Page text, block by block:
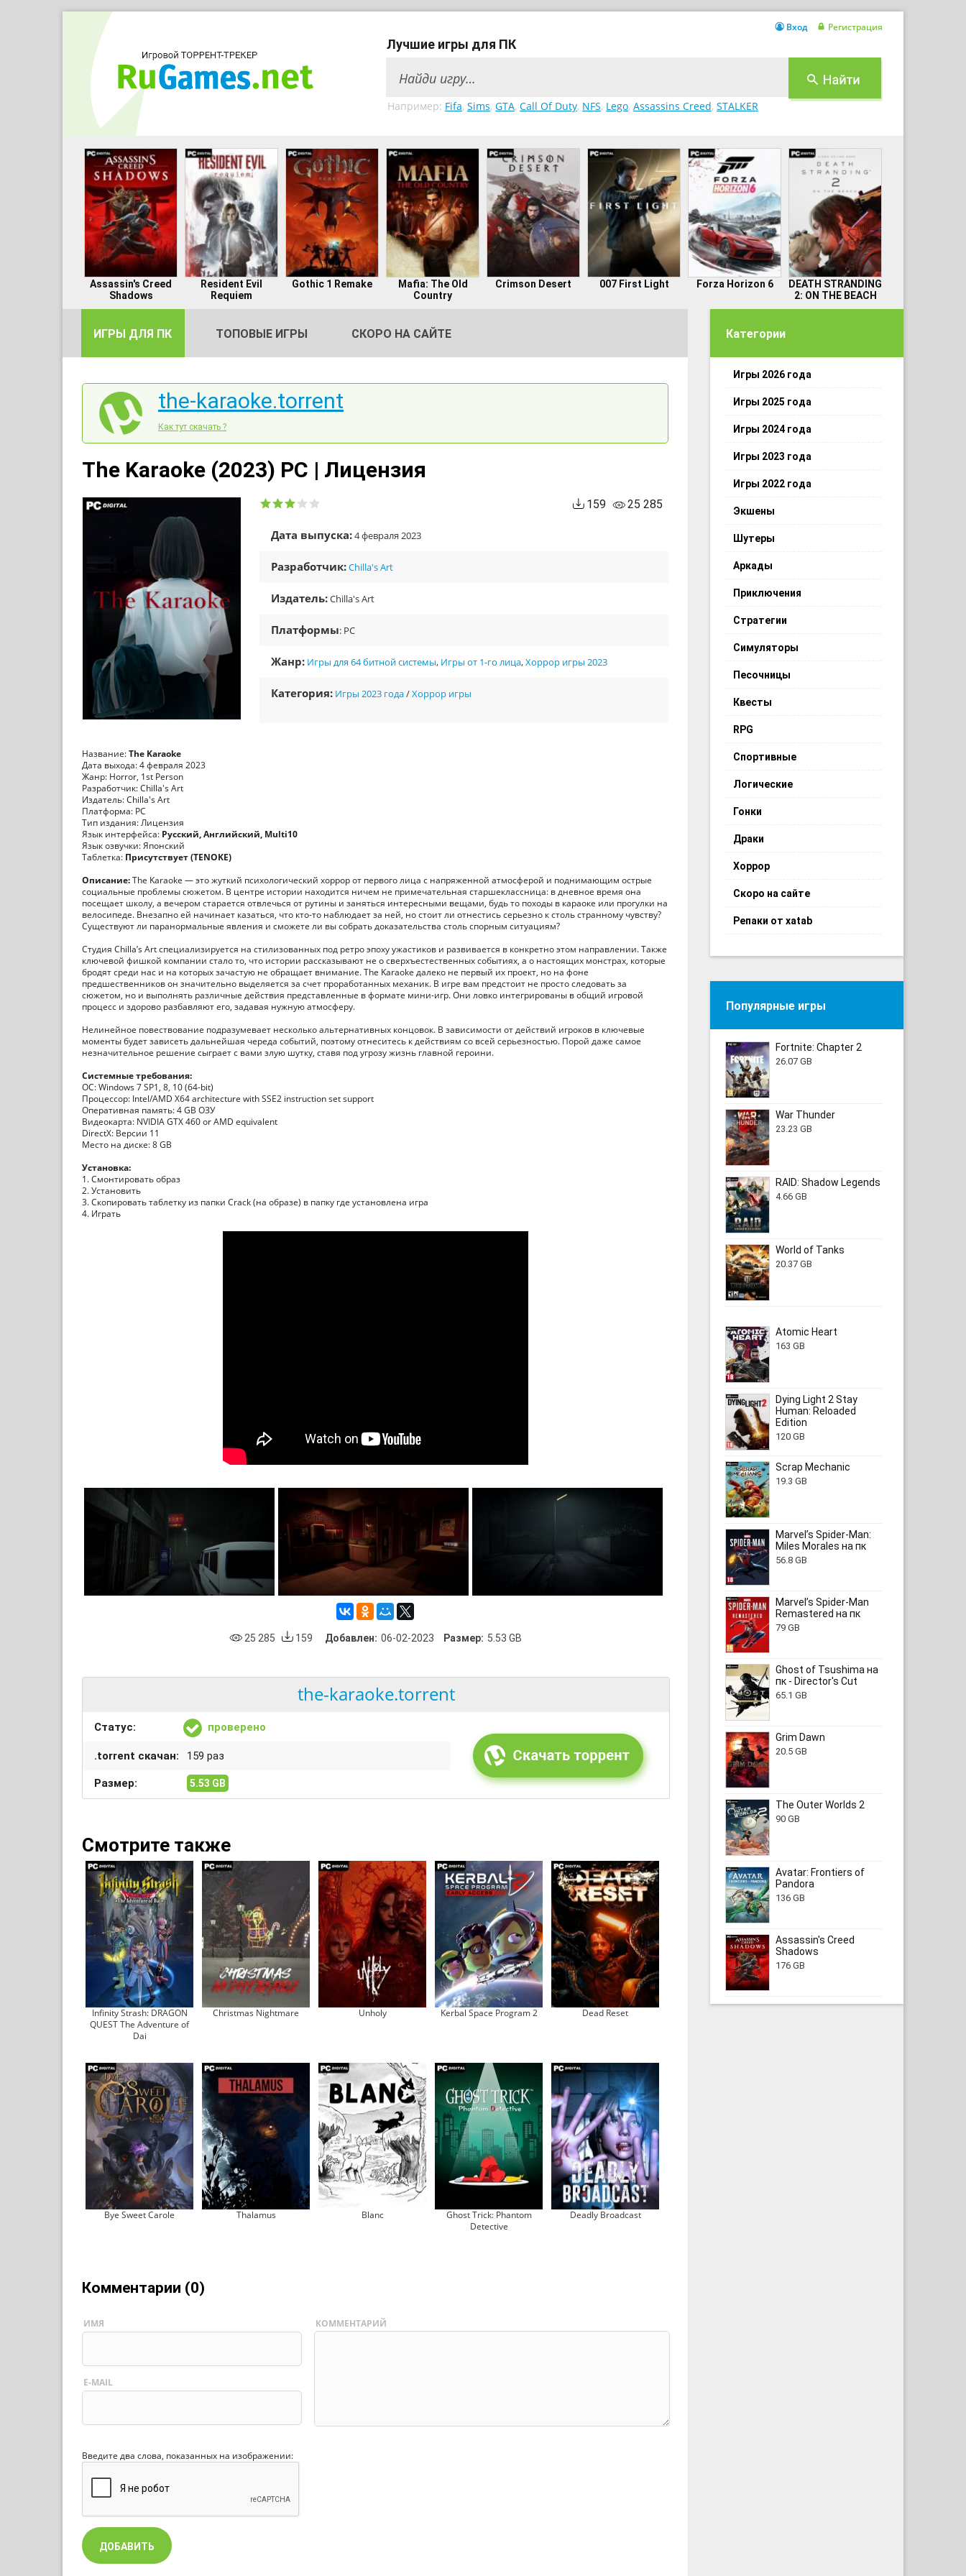
Лучшие игры для ПК
Например: Fifa, Sims, GTA, Call Of Duty, NFS, Lego, Assassins Creed, STALKER
Вход Регистрация
Assassin's Creed
Shadows
Resident Evil
Requiem
Gothic 1 Remake
Mafia: The Old
Country
Crimson Desert 007 First Light Forza Horizon 6
DEATH STRANDING
2: ON THE BEACH
ИГРЫ ДЛЯ ПК ТОПОВЫЕ ИГРЫ СКОРО НА САЙТЕ
the-karaoke.torrent
Как тут скачать ?
The Karaoke (2023) PC | Лицензия
25 285
159
Дата выпуска:4 февраля 2023
Разработчик:Chilla's Art
Издатель:Chilla's Art
Платформы: PC
Жанр: Игры для 64 битной системы, Игры от 1-го лица,Хоррор игры 2023
Категория: Игры 2023 года/Хоррор игры
Название:The Karaoke
Дата выхода: 4 февраля 2023
Жанр: Horror, 1st Person
Разработчик: Chilla's Art
Издатель: Chilla's Art
Платформа: PC
Тип издания: Лицензия
Язык интерфейса: Русский, Английский, Multi10
Язык озвучки: Японский
Таблетка: Присутствует (TENOKE)
Описание:The Karaoke — это жуткий психологический хоррор от первого лица с напряженной атмосферой и поднимающим острые
социальные проблемы сюжетом. В центре истории находится ничем не примечательная старшеклассница: в дневное время она
посещает школу, а вечером старается отвлечься от рутины и заняться интересными вещами, будь то походы в караоке или прогулки на
велосипеде. Внезапно ей начинает казаться, что кто-то наблюдает за ней, но стоит ли отнестись серьезно к столь странному чувству?
Существуют ли паранормальные явления и сможете ли вы собрать доказательства столь спорным ситуациям?
Студия Chilla’s Art специализируется на стилизованных под ретро эпоху ужастиков и развивается в конкретно этом направлении. Также
ключевой фишкой компании стало то, что истории рассказывают не о сверхъестественных событиях, а о настоящих монстрах, которые
бродят среди нас и на которых зачастую не обращает внимание. The Karaoke далеко не первый их проект, но на фоне
предшественников он значительно выделяется за счет проработанных механик. В игре вам предстоит не просто следовать за
сюжетом, но и выполнять различные действия представленные в формате мини-игр. Они ловко интегрированы в общий игровой
процесс и здорово разбавляют его, задавая нужную атмосферу.
Нелинейное повествование подразумевает несколько альтернативных концовок. В зависимости от действий игроков в ключевые
моменты будет зависеть дальнейшая череда событий, поэтому отнеситесь к действиям со всей серьезностью. Порой даже самое
незначительное решение сыграет с вами злую шутку, ставя под угрозу жизнь главной героини.
Системные требования:
ОС: Windows 7 SP1, 8, 10 (64-bit)
Процессор: Intel/AMD X64 architecture with SSE2 instruction set support
Оперативная память: 4 GB ОЗУ
Видеокарта: NVIDIA GTX 460 or AMD equivalent
DirectX: Версии 11
Место на диске: 8 GB
Установка:
1. Смонтировать образ
2. Установить
3. Скопировать таблетку из папки Crack (на образе) в папку где установлена игра
4. Играть
25 285 159 Добавлен: 06-02-2023 Размер: 5.53 GB
the-karaoke.torrent
Статус: проверено
.torrent скачан: 159 раз
Размер: 5.53 GB
Смотрите также
Infinity Strash: DRAGON
QUEST The Adventure of
Dai
Christmas Nightmare Unholy Kerbal Space Program 2 Dead Reset
Bye Sweet Carole Thalamus Blanc
Ghost Trick: Phantom
Detective
Deadly Broadcast
Комментарии (0)
ИМЯ
E-MAIL
КОММЕНТАРИЙ
Введите два слова, показанных на изображении:
Категории
Игры 2026 года
Игры 2025 года
Игры 2024 года
Игры 2023 года
Игры 2022 года
Экшены
Шутеры
Аркады
Приключения
Стратегии
Симуляторы
Песочницы
Квесты
RPG
Спортивные
Логические
Гонки
Драки
Хоррор
Скоро на сайте
Репаки от xatab
Популярные игры
Fortnite: Chapter 2
26.07 GB
War Thunder
23.23 GB
RAID: Shadow Legends
4.66 GB
World of Tanks
20.37 GB
Atomic Heart
163 GB
Dying Light 2 Stay
Human: Reloaded
Edition
120 GB
Scrap Mechanic
19.3 GB
Marvel’s Spider-Man:
Miles Morales на пк
56.8 GB
Marvel’s Spider-Man
Remastered на пк
79 GB
Ghost of Tsushima на
пк - Director's Cut
65.1 GB
Grim Dawn
20.5 GB
The Outer Worlds 2
90 GB
Avatar: Frontiers of
Pandora
136 GB
Assassin's Creed
Shadows
176 GB